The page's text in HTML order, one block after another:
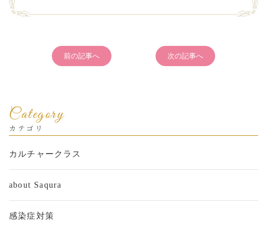
前の記事へ 次の記事へ
Category
カテゴリ
カルチャークラス
about Saqura
感染症対策